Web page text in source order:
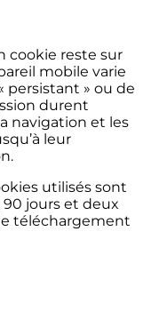
cookie reste sur
mobile varie
persistant » ou de
durent
navigation et les
leur
utilisés sont
jours et deux
téléchargement